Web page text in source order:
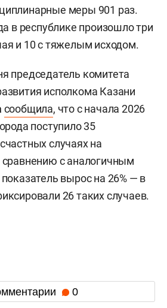
меры 901 раз.
в республике произошло три
и 10 с тяжелым исходом.
председатель комитета
исполкома Казани
сообщила, что с начала 2026
поступило 35
случаях на
с аналогичным
вырос на 26% — в
26 таких случаев.
0